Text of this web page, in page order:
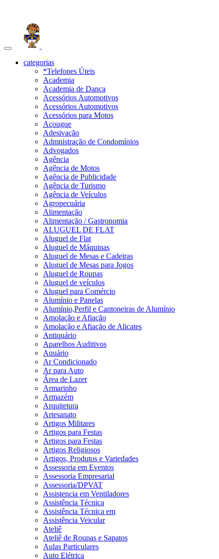
Toggle
navigationcategorias
*Telefones Úteis
Academia
Academia de Dança
Acessórios Automotivos
Acessórios Automotivos
Acessórios para Motos
Açougue
Adesivação
Admnistração de Condomínios
Advogados
Agência
Agência de Motos
Agência de Publicidade
Agência de Turismo
Agência de Veículos
Agropecuária
Alimentação
Alimentação / Gastronomia
ALUGUEL DE FLAT
Aluguel de Flat
Aluguel de Máquinas
Aluguel de Mesas e Cadeiras
Aluguel de Mesas para Jogos
Aluguel de Roupas
Aluguel de veículos
Aluguel para Comércio
Alumínio e Panelas
Alumínio,Perfil e Cantoneiras de Alumínio
Amolação e Afiação
Amolação e Afiação de Alicates
Antiquário
Aparelhos Auditivos
Aquário
Ar Condicionado
Ar para Auto
Área de Lazer
Armarinho
Armazém
Arquitetura
Artesanato
Artigos Militares
Artigos para Festas
Artigos para Festas
Artigos Religiosos
Artigos, Produtos e Variedades
Assessoria em Eventos
Assessoria Empresarial
Assessoria/DPVAT
Assistencia em Ventiladores
Assistência Técnica
Assistência Técnica em
Assistência Veicular
Ateliê
Ateliê de Roupas e Sapatos
Aulas Particulares
Auto Elétrica